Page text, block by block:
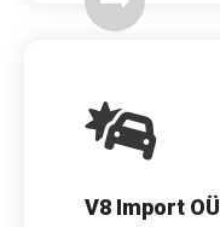
V8 Import OÜ